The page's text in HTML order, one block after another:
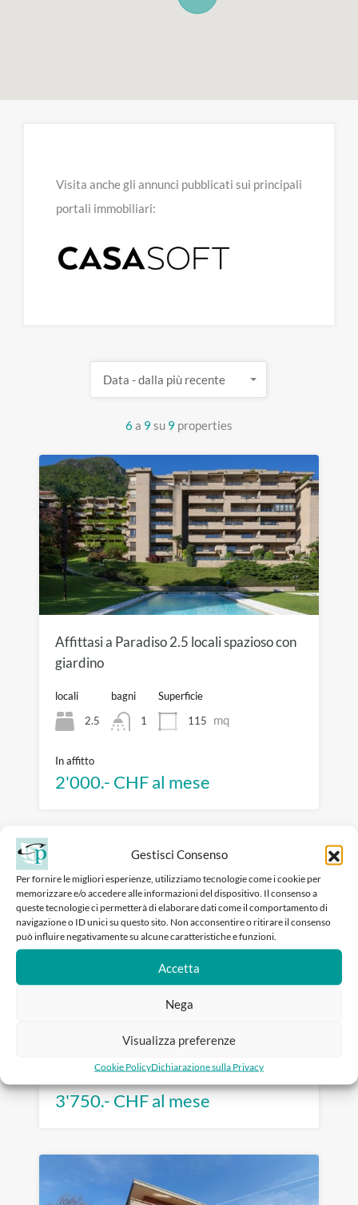
Gestisci Consenso
Per fornire le migliori esperienze, utilizziamo tecnologie come i cookie per
memorizzare e/o accedere alle informazioni del dispositivo. Il consenso a
queste tecnologie ci permetterà di elaborare dati come il comportamento di
navigazione o ID unici su questo sito. Non acconsentire o ritirare il consenso
può influire negativamente su alcune caratteristiche e funzioni.
Accetta
Nega
Visualizza preferenze
Cookie PolicyDichiarazione sulla Privacy
Visita anche gli annunci pubblicati sui principali
portali immobiliari:
6 a 9 su 9 properties
Data - dalla più recente
Affittasi a Paradiso 2.5 locali spazioso con
giardino
locali
2.5
bagni
1
Superficie
115
mq
In affitto
2'000.- CHF al mese
3'750.- CHF al mese